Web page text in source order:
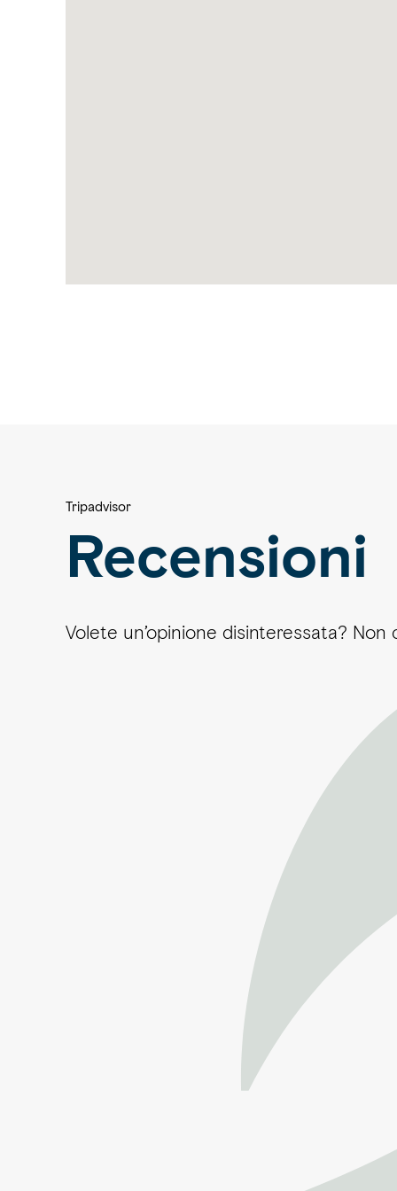
Tripadvisor
Recensioni
Volete un’opinione disinteressata?